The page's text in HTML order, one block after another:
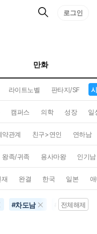
검
로그인
만화
라이트노벨 판타지/SF
캠퍼스 의학 성장 일
약관계 친구>연인 연하남
왕족/귀족 용사마왕 인기남
재 완결 한국 일본
#차도남 시대/역사물
전체해제